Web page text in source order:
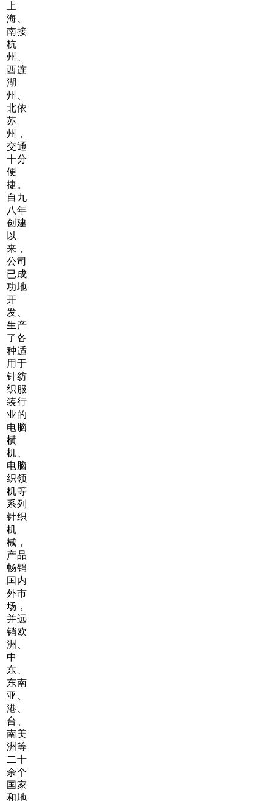
上
海、
南接
杭
州、
西连
湖
州、
北依
苏
州，
交通
十分
便
捷。
自九
八年
创建
以
来，
公司
已成
功地
开
发、
生产
了各
种适
用于
针纺
织服
装行
业的
电脑
横
机、
电脑
织领
机等
系列
针织
机
械，
产品
畅销
国内
外市
场，
并远
销欧
洲、
中
东、
东南
亚、
港、
台、
南美
洲等
二十
余个
国家
和地